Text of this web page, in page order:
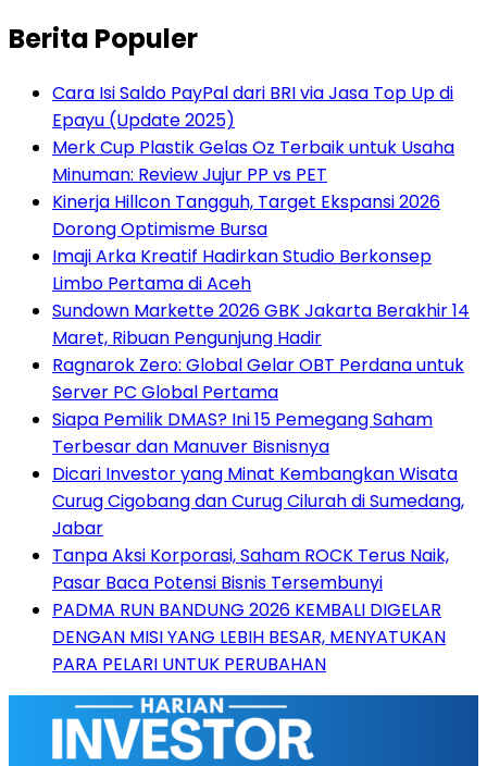
Berita Populer
Cara Isi Saldo PayPal dari BRI via Jasa Top Up di
Epayu (Update 2025)
Merk Cup Plastik Gelas Oz Terbaik untuk Usaha
Minuman: Review Jujur PP vs PET
Kinerja Hillcon Tangguh, Target Ekspansi 2026
Dorong Optimisme Bursa
Imaji Arka Kreatif Hadirkan Studio Berkonsep
Limbo Pertama di Aceh
Sundown Markette 2026 GBK Jakarta Berakhir 14
Maret, Ribuan Pengunjung Hadir
Ragnarok Zero: Global Gelar OBT Perdana untuk
Server PC Global Pertama
Siapa Pemilik DMAS? Ini 15 Pemegang Saham
Terbesar dan Manuver Bisnisnya
Dicari Investor yang Minat Kembangkan Wisata
Curug Cigobang dan Curug Cilurah di Sumedang,
Jabar
Tanpa Aksi Korporasi, Saham ROCK Terus Naik,
Pasar Baca Potensi Bisnis Tersembunyi
PADMA RUN BANDUNG 2026 KEMBALI DIGELAR
DENGAN MISI YANG LEBIH BESAR, MENYATUKAN
PARA PELARI UNTUK PERUBAHAN